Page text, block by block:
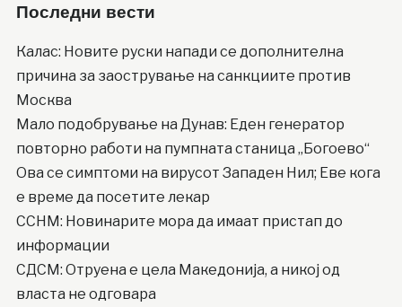
Последни вести
Калас: Новите руски напади се дополнителна
причина за заострување на санкциите против
Москва
Мало подобрување на Дунав: Еден генератор
повторно работи на пумпната станица „Богоево“
Ова се симптоми на вирусот Западен Нил; Еве кога
е време да посетите лекар
ССНМ: Новинарите мора да имаат пристап до
информации
СДСМ: Отруена е цела Македонија, а никој од
власта не одговара